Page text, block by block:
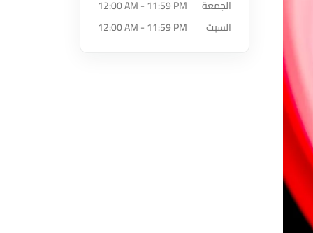
الجمعة
12:00 AM - 11:59 PM
السبت
12:00 AM - 11:59 PM